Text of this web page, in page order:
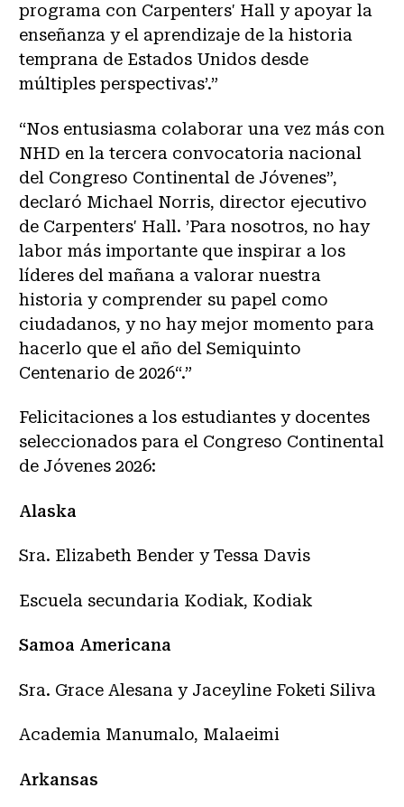
programa con Carpenters' Hall y apoyar la
enseñanza y el aprendizaje de la historia
temprana de Estados Unidos desde
múltiples perspectivas’.”
“Nos entusiasma colaborar una vez más con
NHD en la tercera convocatoria nacional
del Congreso Continental de Jóvenes”,
declaró Michael Norris, director ejecutivo
de Carpenters' Hall. ’Para nosotros, no hay
labor más importante que inspirar a los
líderes del mañana a valorar nuestra
historia y comprender su papel como
ciudadanos, y no hay mejor momento para
hacerlo que el año del Semiquinto
Centenario de 2026“.”
Felicitaciones a los estudiantes y docentes
seleccionados para el Congreso Continental
de Jóvenes 2026:
Alaska
Sra. Elizabeth Bender y Tessa Davis
Escuela secundaria Kodiak, Kodiak
Samoa Americana
Sra. Grace Alesana y Jaceyline Foketi Siliva
Academia Manumalo, Malaeimi
Arkansas